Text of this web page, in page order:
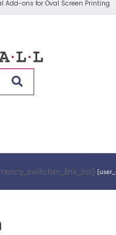
Add-ons for Oval Screen Printing